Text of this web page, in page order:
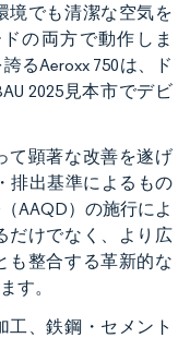
境でも清潔な空気を
の両方で動作しま
るAeroxx 750は、ド
2025見本市でデビ
て顕著な改善を遂げ
排出基準によるもの
AAQD）の施行によ
だけでなく、より広
も整合する革新的な
す。
工、鉄鋼・セメント